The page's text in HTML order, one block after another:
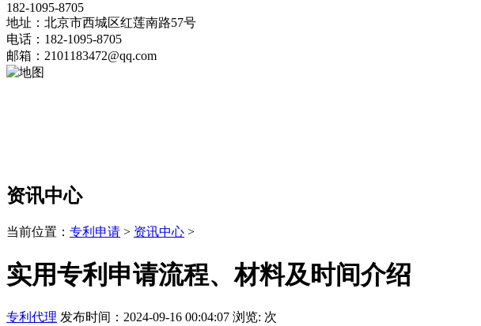
182-1095-8705
地址：北京市西城区红莲南路57号
电话：182-1095-8705
邮箱：2101183472@qq.com
资讯中心
当前位置： 专利申请 > 资讯中心 >
实用专利申请流程、材料及时间介绍
专利代理 发布时间：2024-09-16 00:04:07 浏览: 次